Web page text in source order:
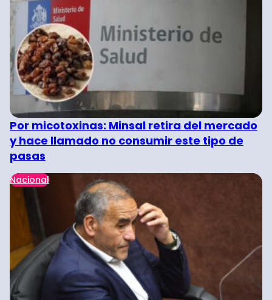
Por micotoxinas: Minsal retira del mercado
y hace llamado no consumir este tipo de
pasas
Nacional